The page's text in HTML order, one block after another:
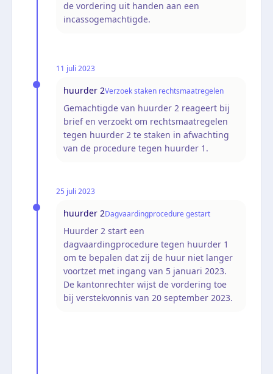
de vordering uit handen aan een
incassogemachtigde.
11 juli 2023
huurder 2Verzoek staken rechtsmaatregelen
Gemachtigde van huurder 2 reageert bij
brief en verzoekt om rechtsmaatregelen
tegen huurder 2 te staken in afwachting
van de procedure tegen huurder 1.
25 juli 2023
huurder 2Dagvaardingprocedure gestart
Huurder 2 start een
dagvaardingprocedure tegen huurder 1
om te bepalen dat zij de huur niet langer
voortzet met ingang van 5 januari 2023.
De kantonrechter wijst de vordering toe
bij verstekvonnis van 20 september 2023.